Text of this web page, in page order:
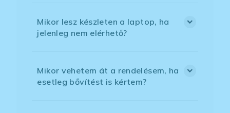
Mikor lesz készleten a laptop, ha
jelenleg nem elérhető?
Mikor vehetem át a rendelésem, ha
esetleg bővítést is kértem?